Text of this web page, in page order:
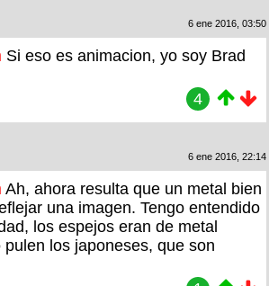
6 ene 2016, 03:50
Si eso es animacion, yo soy Brad
4
6 ene 2016, 22:14
Ah, ahora resulta que un metal bien
una imagen. Tengo entendido
los espejos eran de metal
los japoneses, que son